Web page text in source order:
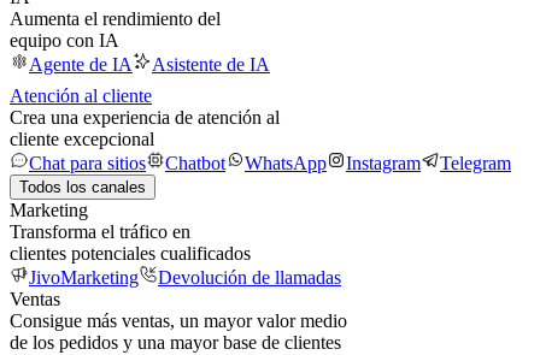
Aumenta el rendimiento del
equipo con IA
Agente de IA
Asistente de IA
Atención al cliente
Crea una experiencia de atención al
cliente excepcional
Chat para sitios
Chatbot WhatsApp Instagram Telegram
Todos los canales
Marketing
Transforma el tráfico en
clientes potenciales cualificados
JivoMarketing
Devolución de llamadas
Ventas
Consigue más ventas, un mayor valor medio
de los pedidos y una mayor base de clientes